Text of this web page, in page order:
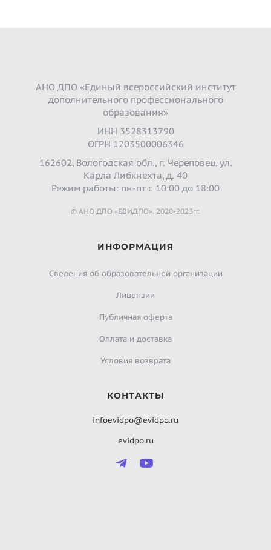
АНО ДПО «Единый всероссийский институт
дополнительного профессионального
образования»
ИНН 3528313790
ОГРН 1203500006346
162602, Вологодская обл., г. Череповец, ул.
Карла Либкнехта, д. 40
Режим работы: пн-пт с 10:00 до 18:00
© АНО ДПО «ЕВИДПО». 2020-2023гг.
ИНФОРМАЦИЯ
Сведения об образовательной организации
Лицензии
Публичная оферта
Оплата и доставка
Условия возврата
КОНТАКТЫ
infoevidpo@evidpo.ru
evidpo.ru